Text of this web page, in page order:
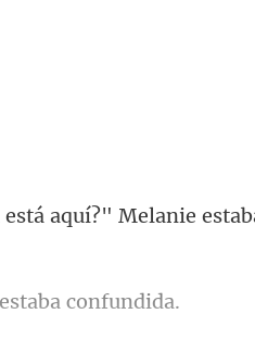
aquí?" Melanie